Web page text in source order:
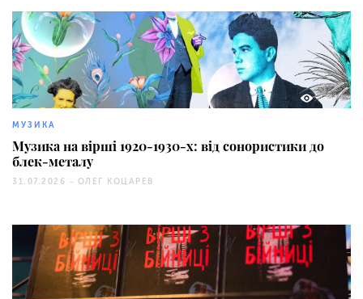
1704
МУЗИКА
Музика на вірші 1920-1930-х: від сонористики до
блек-металу
31.07.2026 - ОЛЕГ КОЦАРЕВ